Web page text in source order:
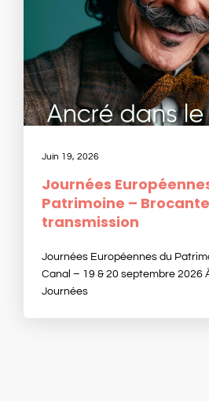
Juin 19, 2026
Journées
Patrimoine –
transmission
Journées Européennes du
Canal – 19 & 20 septembre 2026
Journées